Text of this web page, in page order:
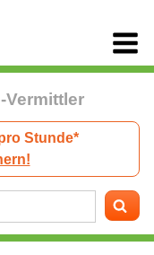
Vermittler
Stunde*